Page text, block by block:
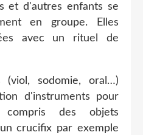
et d'autres enfants se
en groupe. Elles
avec un rituel de
sodomie, oral…)
d'instruments pour
des objets
crucifix par exemple